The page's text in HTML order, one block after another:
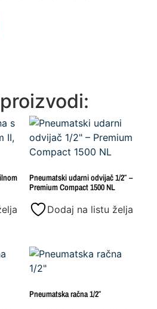
Pneumatski udarni odvijač 1/2″ –
Premium Compact 1500 NL
Dodaj na listu želja
Pneumatska račna 1/2″